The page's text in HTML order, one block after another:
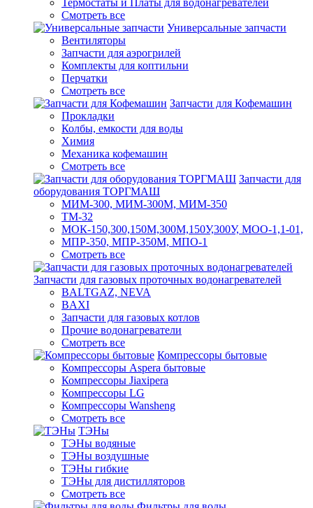
Термостаты и Платы для водонагревателей
Смотреть все
Универсальные запчасти
Вентиляторы
Запчасти для аэрогрилей
Комплекты для коптильни
Перчатки
Смотреть все
Запчасти для Кофемашин
Прокладки
Колбы, емкости для воды
Химия
Механика кофемашин
Смотреть все
Запчасти для
оборудования ТОРГМАШ
МИМ-300, МИМ-300М, МИМ-350
ТМ-32
МОК-150,300,150М,300М,150У,300У, МОО-1,1-01,
МПР-350, МПР-350М, МПО-1
Смотреть все
Запчасти для газовых проточных водонагревателей
BALTGAZ, NEVA
BAXI
Запчасти для газовых котлов
Прочие водонагреватели
Смотреть все
Компрессоры бытовые
Компрессоры Aspera бытовые
Компрессоры Jiaxipera
Компрессоры LG
Компрессоры Wansheng
Смотреть все
ТЭНы
ТЭНы водяные
ТЭНы воздушные
ТЭНы гибкие
ТЭНы для дистилляторов
Смотреть все